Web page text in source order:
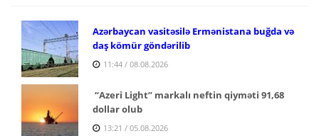
Azərbaycan vasitəsilə Ermənistana buğda və
daş kömür göndərilib
11:44 / 08.08.2026
“Azeri Light” markalı neftin qiyməti 91,68
dollar olub
13:21 / 05.08.2026